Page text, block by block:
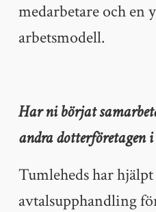
medarbetare och en
arbetsmodell.
Har ni börjat
andra dotterföretagen
Tumleheds har
avtalsupphandling